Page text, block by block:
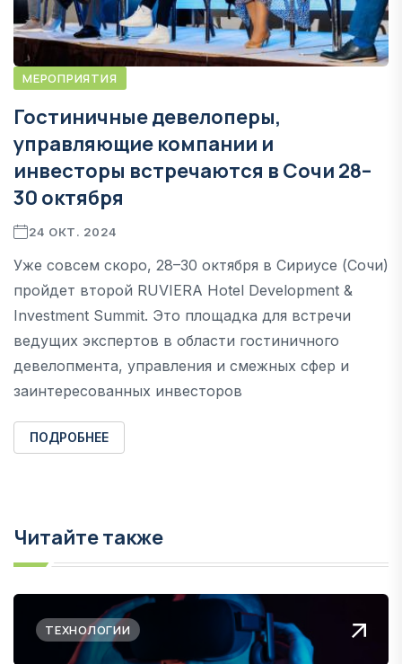
МЕРОПРИЯТИЯ
Гостиничные девелоперы,
управляющие компании и
инвесторы встречаются в Сочи 28–
30 октября
24 ОКТ. 2024
Уже совсем скоро, 28–30 октября в Сириусе (Сочи)
пройдет второй RUVIERA Hotel Development &
Investment Summit. Это площадка для встречи
ведущих экспертов в области гостиничного
девелопмента, управления и смежных сфер и
заинтересованных инвесторов
ПОДРОБНЕЕ
Читайте также
ТЕХНОЛОГИИ